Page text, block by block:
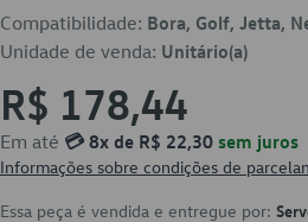
Compatibilidade: Bora, Golf, Jetta,
Unidade de venda: Unitário(a)
R$ 178,44
Em até 💳 8x de R$ 22,30 sem juros
Informações sobre condições de
Essa peça é vendida e entregue por: